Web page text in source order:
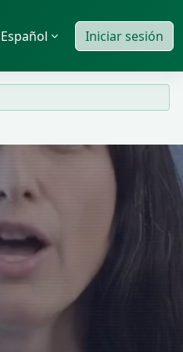
Español Iniciar sesión